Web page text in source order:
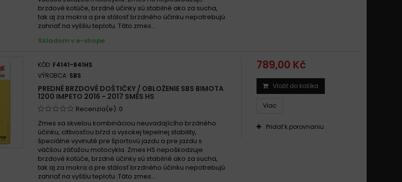
brzdové kotúče, brzdné účinky sú stabilné ako za sucha,
tak aj za mokra a pre stálosť brzdného účinku nepotrebujú
zahriať na vyššiu teplotu. Táto zmes...
Skladom v e-shope
KÓD: F4141-841HS
VÝROBCA: SBS
PREDNÉ BRZDOVÉ DOŠTIČKY / OBLOŽENIE SBS BIMOTA
1200 IMPETO 2016 - 2017 SMĚS HS
Recenzia(e): 0
Zmes sa skvelou kombináciou neuvadajícího brzdného
účinku, citlivosťou bŕzd a vysokej tepelnej stability,
špeciálne vyvinuté pre športovú jazdu a pre jazdu s
väčšou záťažou motocykla. Zmes HS nepoškodzuje
brzdové kotúče, brzdné účinky sú stabilné ako za sucha,
tak aj za mokra a pre stálosť brzdného účinku nepotrebujú
zahriať na vyššiu teplotu. Táto zmes...
789,00 Kč
Vložiť do košíka
Viac
Pridať k porovnaniu